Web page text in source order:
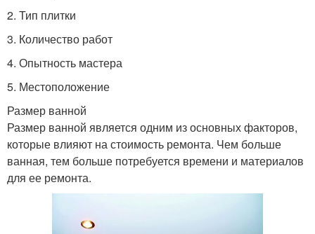
2. Тип плитки
3. Количество работ
4. Опытность мастера
5. Местоположение
Размер ванной
Размер ванной является одним из основных факторов,
которые влияют на стоимость ремонта. Чем больше
ванная, тем больше потребуется времени и материалов
для ее ремонта.